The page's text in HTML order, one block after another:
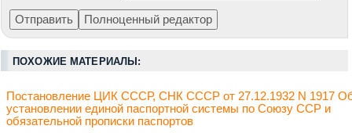
ПОХОЖИЕ МАТЕРИАЛЫ:
Постановление ЦИК СССР, СНК СССР от 27.12.1932 N 1917
установлении единой паспортной системы по Союзу ССР и
обязательной прописки паспортов